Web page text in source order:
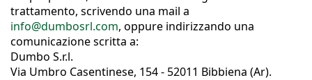
trattamento, scrivendo una mail a
info@dumbosrl.com, oppure indirizzando una
comunicazione scritta a:
Dumbo S.r.l.
Via Umbro Casentinese, 154 - 52011 Bibbiena (Ar).